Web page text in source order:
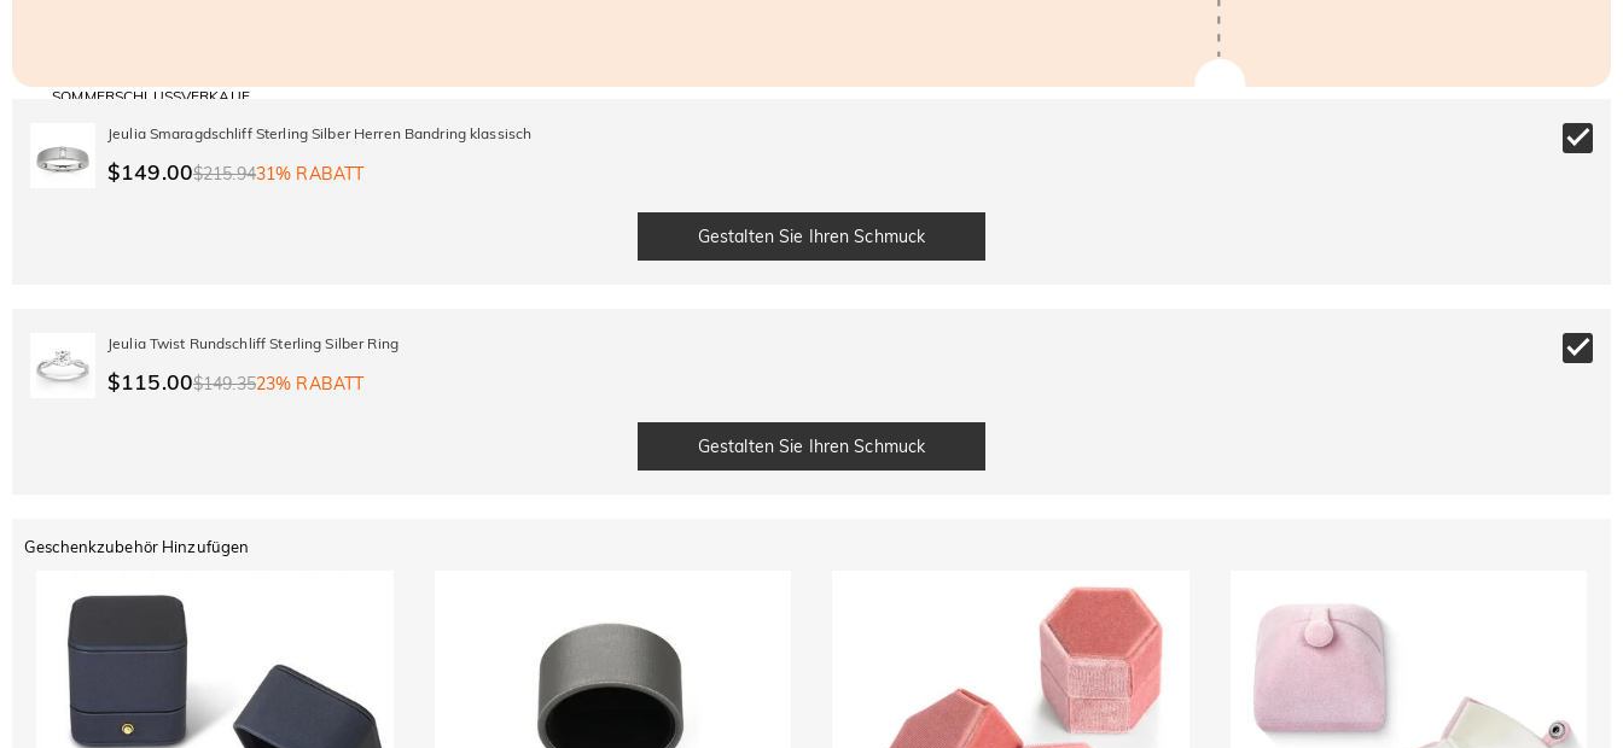
SOMMERSCHLUSSVERKAUF
10% RABATT
AUF ALLES
AUF DEN 2.
SUMMER
Kopieren
Jeulia Smaragdschliff Sterling Silber Herren Bandring klassisch
$149.00$215.9431% RABATT
Gestalten Sie Ihren Schmuck
Jeulia Twist Rundschliff Sterling Silber Ring
$115.00$149.3523% RABATT
Gestalten Sie Ihren Schmuck
Geschenkzubehör Hinzufügen